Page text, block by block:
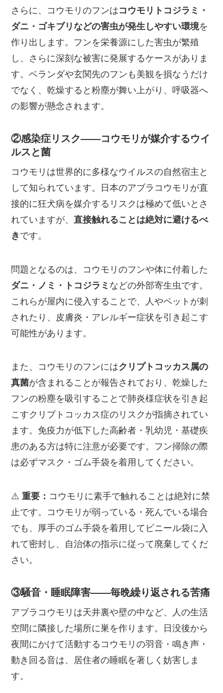
さらに、コウモリのフンはコウモリトコジラミ・
ダニ・ゴキブリなどの害虫が発生しやすい環境を
作り出します。フンを栄養源にした害虫が繁殖
し、さらに深刻な被害に発展するケースがありま
す。ベランダや玄関先のフンも美観を損なうだけ
でなく、乾燥すると粉塵が舞い上がり、呼吸器へ
の影響が懸念されます。
②感染症リスク——コウモリが媒介するウイ
ルスと菌
コウモリは世界的に多様なウイルスの自然宿主と
して知られています。日本のアブラコウモリが直
接的に狂犬病を媒介するリスクは極めて低いとさ
れていますが、直接触れることは絶対に避けるべ
き です。
問題となるのは、コウモリのフンや体に付着した
ダニ・ノミ・トコジラミ などの外部寄生虫です。
これらが屋内に侵入することで、人やペットが刺
されたり、皮膚炎・アレルギー症状を引き起こす
可能性があります。
また、コウモリのフンにはクリプトコッカス属の
真菌が含まれることが報告されており、乾燥した
フンの粉塵を吸引することで肺炎様症状を引き起
こすクリプトコッカス症のリスクが指摘されてい
ます。免疫力が低下した高齢者・乳幼児・基礎疾
患のある方は特に注意が必要です。フン掃除の際
は必ずマスク・ゴム手袋を着用してください。
⚠️重要： コウモリに素手で触れることは絶対に禁
止です。コウモリが弱っている・死んでいる場合
でも、厚手のゴム手袋を着用してビニール袋に入
れて密封し、自治体の指示に従って廃棄してくだ
さい。
③騒音・睡眠障害——毎晩繰り返される苦痛
アブラコウモリは天井裏や壁の中など、人の生活
空間に隣接した場所に巣を作ります。日没後から
夜間にかけて活動するコウモリの羽音・鳴き声・
動き回る音は、居住者の睡眠を著しく妨害しま
す。